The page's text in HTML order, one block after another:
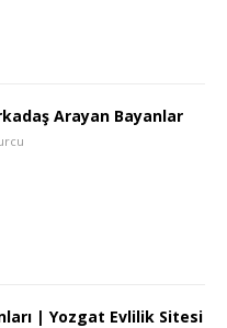
Arayan Bayanlar
| Yozgat Evlilik Sitesi